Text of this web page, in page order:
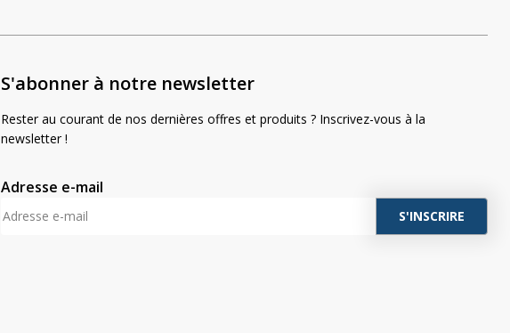
S'abonner à notre newsletter
Rester au courant de nos dernières offres et produits ? Inscrivez-vous à la
newsletter !
Adresse e-mail
A